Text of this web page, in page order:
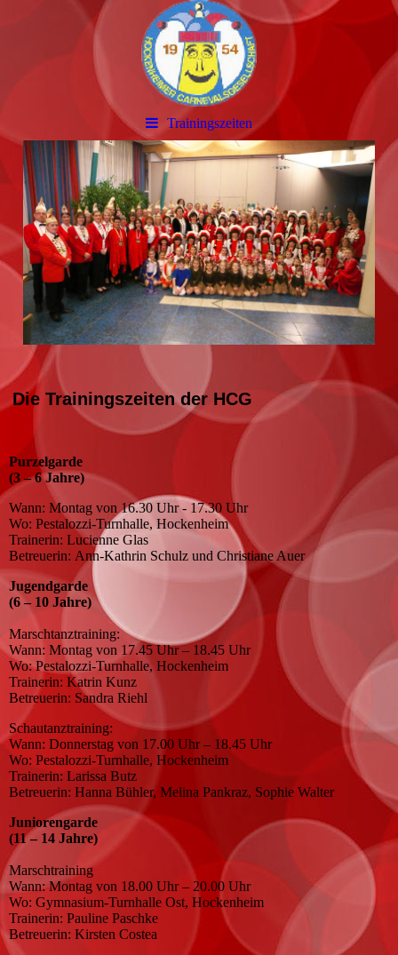
Trainingszeiten
Die Trainingszeiten der HCG
Purzelgarde
(3 – 6 Jahre)
Wann: Montag von 16.30 Uhr - 17.30 Uhr
Wo: Pestalozzi-Turnhalle, Hockenheim
Trainerin: Lucienne Glas
Betreuerin: Ann-Kathrin Schulz und Christiane Auer
Jugendgarde
(6 – 10 Jahre)
Marschtanztraining:
Wann: Montag von 17.45 Uhr – 18.45 Uhr
Wo: Pestalozzi-Turnhalle, Hockenheim
Trainerin: Katrin Kunz
Betreuerin: Sandra Riehl
Schautanztraining:
Wann: Donnerstag von 17.00 Uhr – 18.45 Uhr
Wo: Pestalozzi-Turnhalle, Hockenheim
Trainerin: Larissa Butz
Betreuerin: Hanna Bühler, Melina Pankraz, Sophie Walter
Juniorengarde
(11 – 14 Jahre)
Marschtraining
Wann: Montag von 18.00 Uhr – 20.00 Uhr
Wo: Gymnasium-Turnhalle Ost, Hockenheim
Trainerin: Pauline Paschke
Betreuerin: Kirsten Costea